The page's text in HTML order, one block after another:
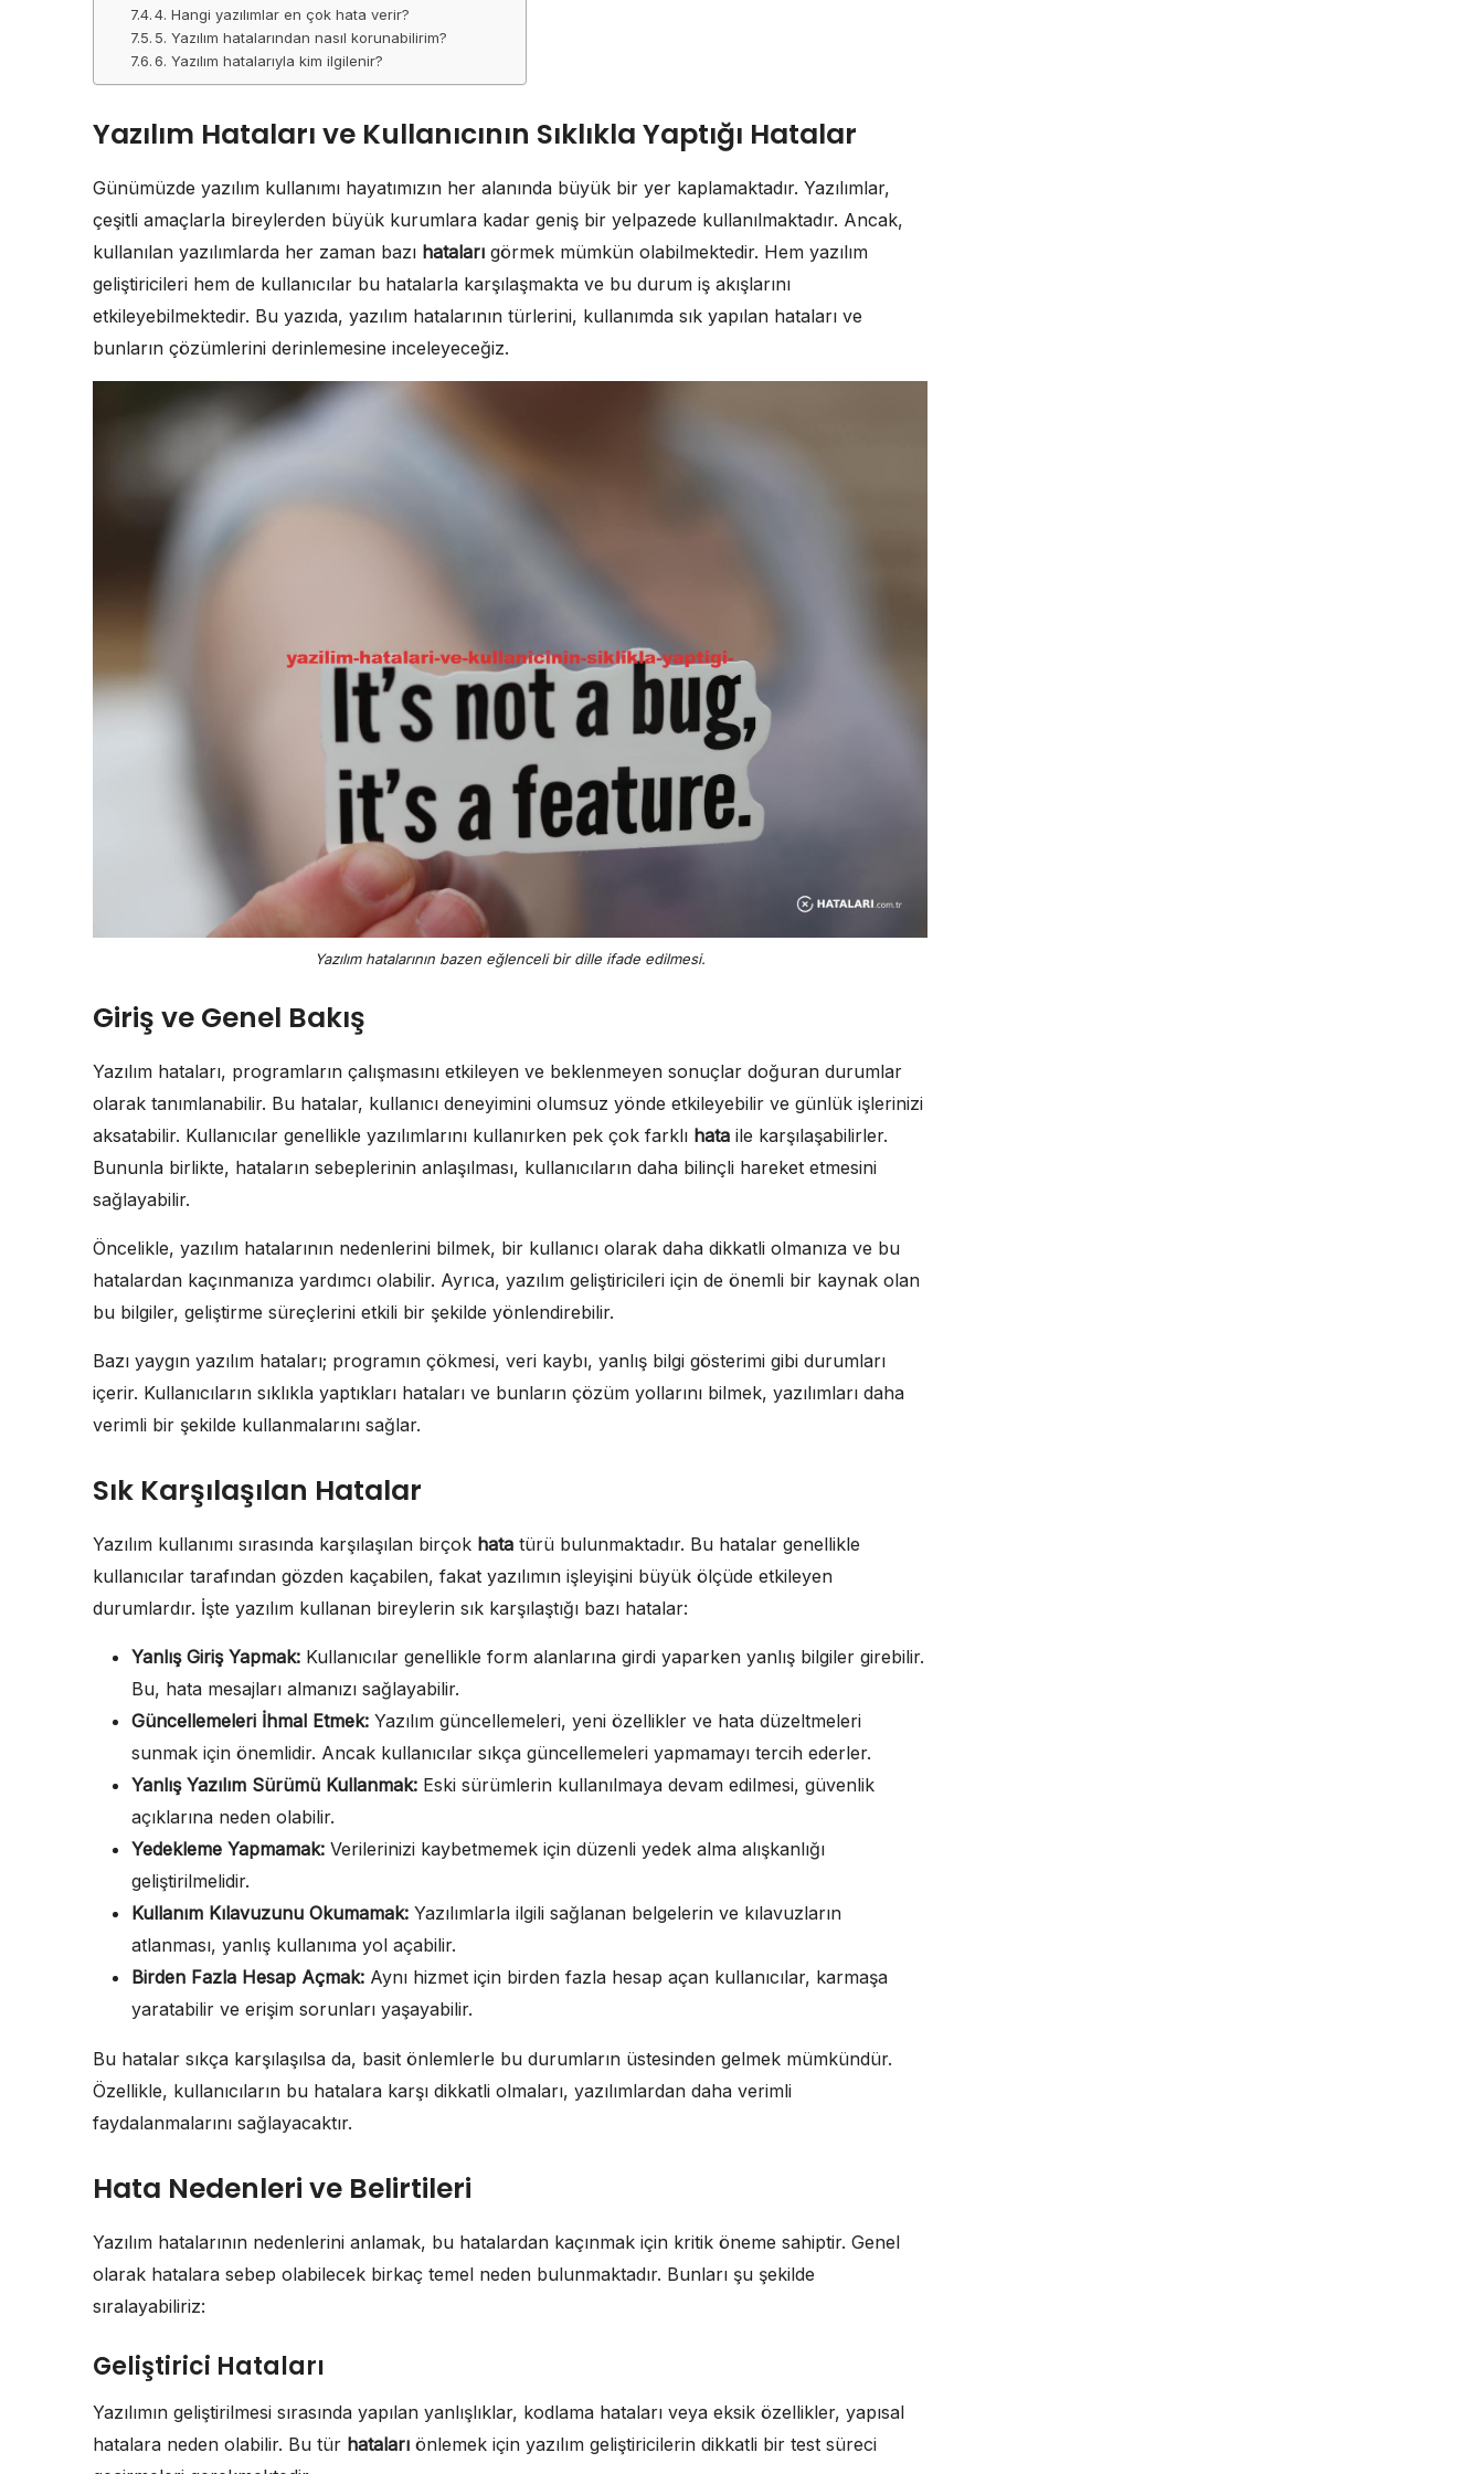
4. Hangi yazılımlar en çok hata verir?
5. Yazılım hatalarından nasıl korunabilirim?
6. Yazılım hatalarıyla kim ilgilenir?
Yazılım Hataları ve Kullanıcının Sıklıkla Yaptığı Hatalar
Günümüzde yazılım kullanımı hayatımızın her alanında büyük bir yer kaplamaktadır. Yazılımlar,
çeşitli amaçlarla bireylerden büyük kurumlara kadar geniş bir yelpazede kullanılmaktadır. Ancak,
kullanılan yazılımlarda her zaman bazı hataları görmek mümkün olabilmektedir. Hem yazılım
geliştiricileri hem de kullanıcılar bu hatalarla karşılaşmakta ve bu durum iş akışlarını
etkileyebilmektedir. Bu yazıda, yazılım hatalarının türlerini, kullanımda sık yapılan hataları ve
bunların çözümlerini derinlemesine inceleyeceğiz.
Yazılım hatalarının bazen eğlenceli bir dille ifade edilmesi.
Giriş ve Genel Bakış
Yazılım hataları, programların çalışmasını etkileyen ve beklenmeyen sonuçlar doğuran durumlar
olarak tanımlanabilir. Bu hatalar, kullanıcı deneyimini olumsuz yönde etkileyebilir ve günlük işlerinizi
aksatabilir. Kullanıcılar genellikle yazılımlarını kullanırken pek çok farklı hata ile karşılaşabilirler.
Bununla birlikte, hataların sebeplerinin anlaşılması, kullanıcıların daha bilinçli hareket etmesini
sağlayabilir.
Öncelikle, yazılım hatalarının nedenlerini bilmek, bir kullanıcı olarak daha dikkatli olmanıza ve bu
hatalardan kaçınmanıza yardımcı olabilir. Ayrıca, yazılım geliştiricileri için de önemli bir kaynak olan
bu bilgiler, geliştirme süreçlerini etkili bir şekilde yönlendirebilir.
Bazı yaygın yazılım hataları; programın çökmesi, veri kaybı, yanlış bilgi gösterimi gibi durumları
içerir. Kullanıcıların sıklıkla yaptıkları hataları ve bunların çözüm yollarını bilmek, yazılımları daha
verimli bir şekilde kullanmalarını sağlar.
Sık Karşılaşılan Hatalar
Yazılım kullanımı sırasında karşılaşılan birçok hata türü bulunmaktadır. Bu hatalar genellikle
kullanıcılar tarafından gözden kaçabilen, fakat yazılımın işleyişini büyük ölçüde etkileyen
durumlardır. İşte yazılım kullanan bireylerin sık karşılaştığı bazı hatalar:
Yanlış Giriş Yapmak: Kullanıcılar genellikle form alanlarına girdi yaparken yanlış bilgiler girebilir.
Bu, hata mesajları almanızı sağlayabilir.
Güncellemeleri İhmal Etmek: Yazılım güncellemeleri, yeni özellikler ve hata düzeltmeleri
sunmak için önemlidir. Ancak kullanıcılar sıkça güncellemeleri yapmamayı tercih ederler.
Yanlış Yazılım Sürümü Kullanmak: Eski sürümlerin kullanılmaya devam edilmesi, güvenlik
açıklarına neden olabilir.
Yedekleme Yapmamak: Verilerinizi kaybetmemek için düzenli yedek alma alışkanlığı
geliştirilmelidir.
Kullanım Kılavuzunu Okumamak: Yazılımlarla ilgili sağlanan belgelerin ve kılavuzların
atlanması, yanlış kullanıma yol açabilir.
Birden Fazla Hesap Açmak: Aynı hizmet için birden fazla hesap açan kullanıcılar, karmaşa
yaratabilir ve erişim sorunları yaşayabilir.
Bu hatalar sıkça karşılaşılsa da, basit önlemlerle bu durumların üstesinden gelmek mümkündür.
Özellikle, kullanıcıların bu hatalara karşı dikkatli olmaları, yazılımlardan daha verimli
faydalanmalarını sağlayacaktır.
Hata Nedenleri ve Belirtileri
Yazılım hatalarının nedenlerini anlamak, bu hatalardan kaçınmak için kritik öneme sahiptir. Genel
olarak hatalara sebep olabilecek birkaç temel neden bulunmaktadır. Bunları şu şekilde
sıralayabiliriz:
Geliştirici Hataları
Yazılımın geliştirilmesi sırasında yapılan yanlışlıklar, kodlama hataları veya eksik özellikler, yapısal
hatalara neden olabilir. Bu tür hataları önlemek için yazılım geliştiricilerin dikkatli bir test süreci